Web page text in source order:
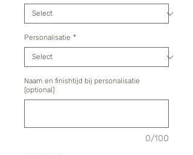
Personalisatie *
Naam en finishtijd bij personalisatie
(optional)
0/100